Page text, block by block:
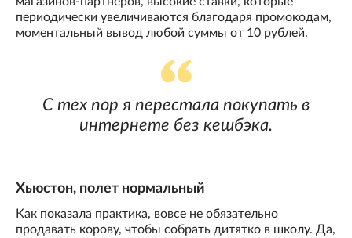
периодически увеличиваются благодаря промокодам,
моментальный вывод любой суммы от 10 рублей.
С тех пор я перестала покупать в
интернете без кешбэка.
Хьюстон, полет нормальный
Как показала практика, вовсе не обязательно
продавать корову, чтобы собрать дитятко в школу. Да,